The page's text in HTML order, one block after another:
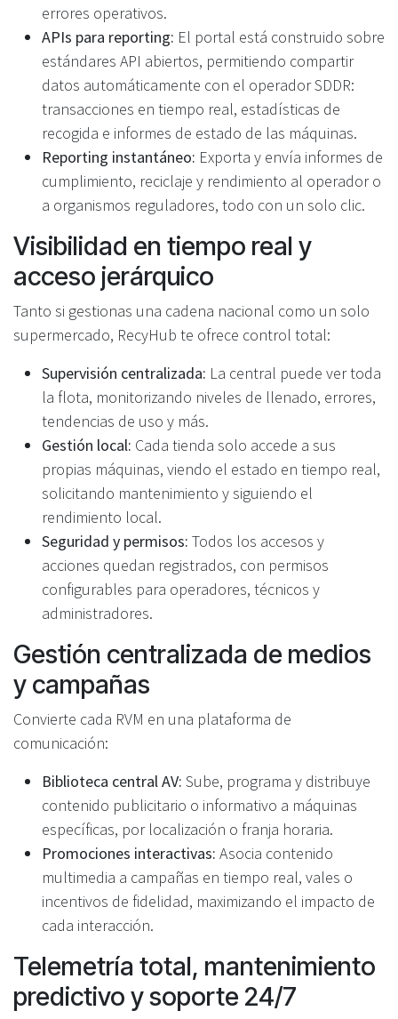
errores operativos.
APIs para reporting: El portal está construido sobre
estándares API abiertos, permitiendo compartir
datos automáticamente con el operador SDDR:
transacciones en tiempo real, estadísticas de
recogida e informes de estado de las máquinas.
Reporting instantáneo: Exporta y envía informes de
cumplimiento, reciclaje y rendimiento al operador o
a organismos reguladores, todo con un solo clic.
Visibilidad en tiempo real y
acceso jerárquico
Tanto si gestionas una cadena nacional como un solo
supermercado, RecyHub te ofrece control total:
Supervisión centralizada: La central puede ver toda
la flota, monitorizando niveles de llenado, errores,
tendencias de uso y más.
Gestión local: Cada tienda solo accede a sus
propias máquinas, viendo el estado en tiempo real,
solicitando mantenimiento y siguiendo el
rendimiento local.
Seguridad y permisos: Todos los accesos y
acciones quedan registrados, con permisos
configurables para operadores, técnicos y
administradores.
Gestión centralizada de medios
y campañas
Convierte cada RVM en una plataforma de
comunicación:
Biblioteca central AV: Sube, programa y distribuye
contenido publicitario o informativo a máquinas
específicas, por localización o franja horaria.
Promociones interactivas: Asocia contenido
multimedia a campañas en tiempo real, vales o
incentivos de fidelidad, maximizando el impacto de
cada interacción.
Telemetría total, mantenimiento
predictivo y soporte 24/7